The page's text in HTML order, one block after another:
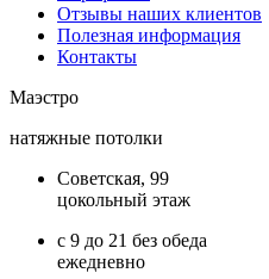
Отзывы наших клиентов
Полезная информация
Контакты
Маэстро
натяжные потолки
Советская, 99
цокольный этаж
с 9 до 21 без обеда
ежедневно